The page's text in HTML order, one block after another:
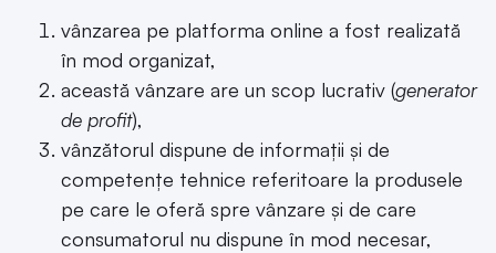
vânzarea pe platforma online a fost realizată
în mod organizat,
această vânzare are un scop lucrativ (generator
de profit),
vânzătorul dispune de informații și de
competențe tehnice referitoare la produsele
pe care le oferă spre vânzare și de care
consumatorul nu dispune în mod necesar,